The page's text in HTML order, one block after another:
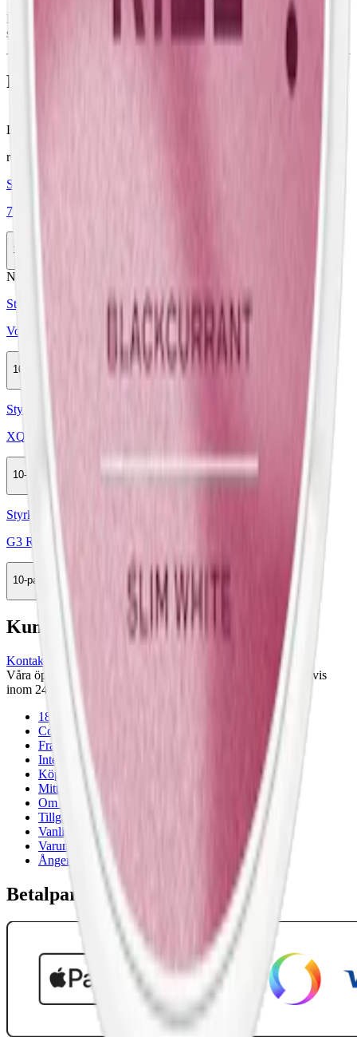
Lanserad 2023, är denna produkt en av elva varianter från det vita
snuset från varumärket Frökens Nikotin.
Färskt vitt snus
Läs mer om hur du förvarar Frökens Nikotin
relaterade produkter
Styrka Normal · Slim
77 vb edition spearmint stark slim tobaksfritt snus
1-pack
Nikotinfri
Styrka Nikotinfri · Slim
Voon Juicy Strawberry
10-pack
Styrka Normal · Slim
XQS Strawberry Kiwi 8 mg 4
10-pack
Styrka Normal · Slim
G3 RIZE Blackcurrant Slim White
10-pack
Kundservice
Kontakta oss
Våra öppettider är: Alla dagar 08:00 - 18:00 Vi svarar vanligtvis
inom 24 timmar på vardagar.
18-årsgräns
Cookiepolicy
Frakt- och leveransvillkor
Integritetspolicy
Köpvillkor
Mitt konto
Om Snuset.se
Tillgänglighetsredogörelse
Vanliga frågor
Varumärken
Ånger
Betalpartner